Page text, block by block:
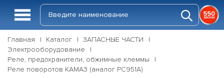
Главная Каталог
ЗАПАСНЫЕ ЧАСТИ
Электрооборудование
Реле, предохранители, обжимные клеммы
Реле поворотов КАМАЗ (аналог РС951А)